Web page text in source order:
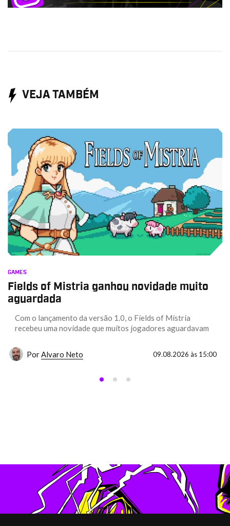
VEJA TAMBÉM
GAMES
Fields of Mistria ganhou novidade muito
aguardada
Com o lançamento da versão 1.0, o Fields of Mistria
recebeu uma novidade que muitos jogadores aguardavam
PorAlvaro Neto 09.08.2026 às 15:00